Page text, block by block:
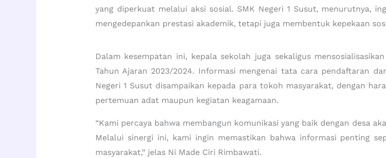
yang diperkuat melalui aksi sosial. SMK Negeri 1 Susut, menurutnya,
mengedepankan prestasi akademik, tetapi juga membentuk kepekaan
Dalam kesempatan ini, kepala sekolah juga sekaligus
Tahun Ajaran 2023/2024. Informasi mengenai tata cara pendaftaran
Negeri 1 Susut disampaikan kepada para tokoh masyarakat, dengan
pertemuan adat maupun kegiatan keagamaan.
“Kami percaya bahwa membangun komunikasi yang baik dengan desa
Melalui sinergi ini, kami ingin memastikan bahwa informasi penting
masyarakat,” jelas Ni Made Ciri Rimbawati.